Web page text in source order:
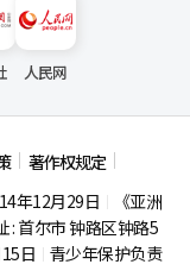
人民网
著作权规定
年12月29日
《亚洲
: 首尔市钟路区钟路5
日
青少年保护负责